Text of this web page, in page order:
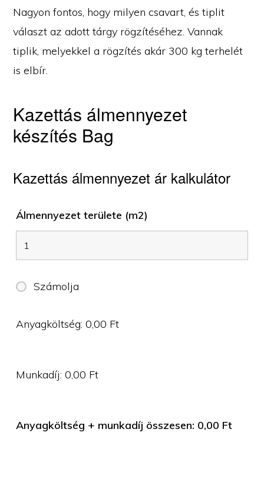
Nagyon fontos, hogy milyen csavart, és tiplit
választ az adott tárgy rögzítéséhez. Vannak
tiplik, melyekkel a rögzítés akár 300 kg terhelét
is elbír.
Kazettás álmennyezet
készítés Bag
Kazettás álmennyezet ár kalkulátor
Álmennyezet területe (m2)
Számolja
Anyagköltség:0,00 Ft
Munkadíj:0,00 Ft
Anyagköltség + munkadíj összesen: 0,00 Ft